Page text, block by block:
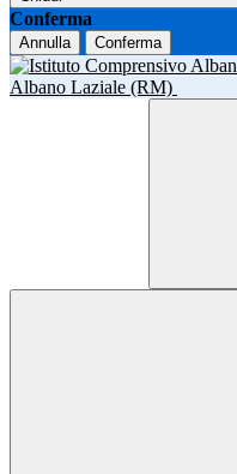
Conferma
Annulla Conferma
Albano Laziale (RM)